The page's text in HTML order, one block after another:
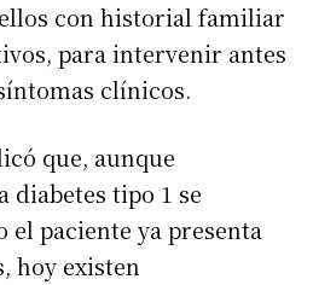
con historial familiar
para intervenir antes
clínicos.
que, aunque
tipo 1 se
el paciente ya presenta
hoy existen